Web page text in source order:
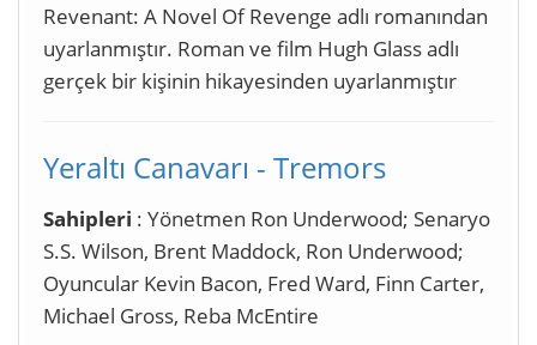
Revenant: A Novel Of Revenge adlı romanından
uyarlanmıştır. Roman ve film Hugh Glass adlı
gerçek bir kişinin hikayesinden uyarlanmıştır
Yeraltı Canavarı - Tremors
Sahipleri : Yönetmen Ron Underwood; Senaryo
S.S. Wilson, Brent Maddock, Ron Underwood;
Oyuncular Kevin Bacon, Fred Ward, Finn Carter,
Michael Gross, Reba McEntire